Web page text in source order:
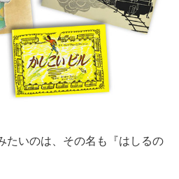
たいのは、その名も『はしるの